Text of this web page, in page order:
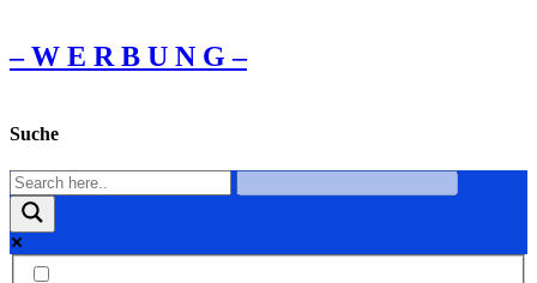
– W Ε R Β U Ν G –
Suche